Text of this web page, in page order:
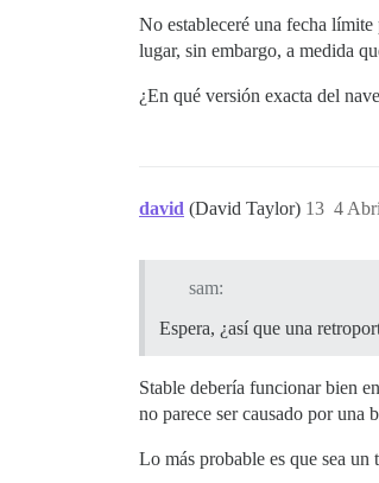
No estableceré una fecha
lugar, sin embargo, a medida
¿En qué versión exacta del
david (David Taylor) 4
13
sam:
Espera, ¿así que una
Stable debería funcionar bien
no parece ser causado por una
Lo más probable es que sea